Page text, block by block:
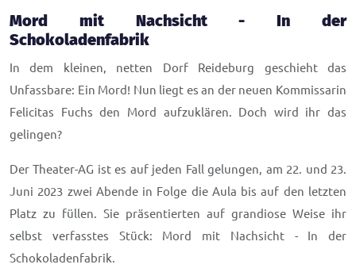
Mord mit Nachsicht - In der
Schokoladenfabrik
In dem kleinen, netten Dorf Reideburg geschieht das
Unfassbare: Ein Mord! Nun liegt es an der neuen Kommissarin
Felicitas Fuchs den Mord aufzuklären. Doch wird ihr das
gelingen?
Der Theater-AG ist es auf jeden Fall gelungen, am 22. und 23.
Juni 2023 zwei Abende in Folge die Aula bis auf den letzten
Platz zu füllen. Sie präsentierten auf grandiose Weise ihr
selbst verfasstes Stück: Mord mit Nachsicht - In der
Schokoladenfabrik.